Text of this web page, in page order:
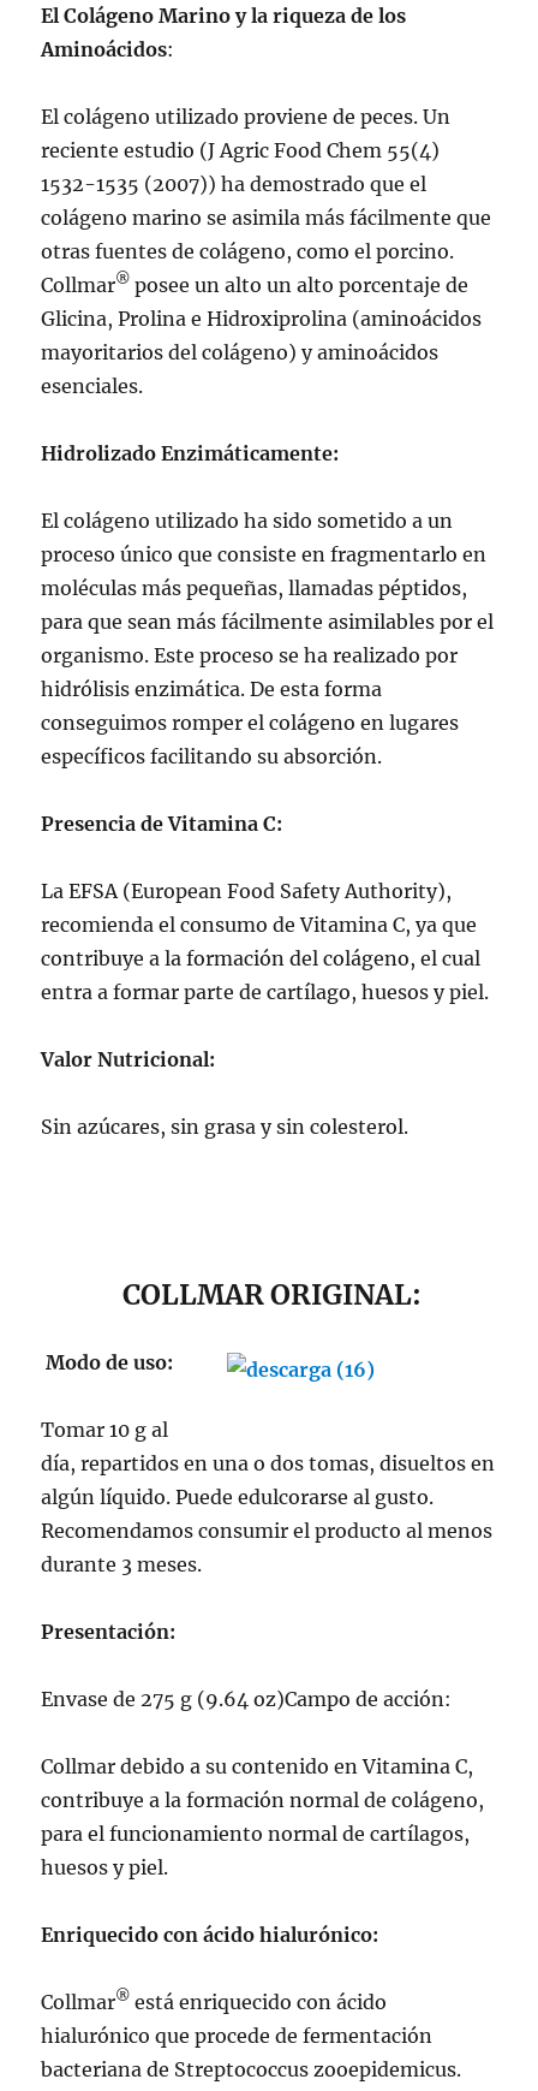
El Colágeno Marino y la riqueza de los
Aminoácidos:
El colágeno utilizado proviene de peces. Un
reciente estudio (J Agric Food Chem 55(4)
1532-1535 (2007)) ha demostrado que el
colágeno marino se asimila más fácilmente que
otras fuentes de colágeno, como el porcino.
Collmar® posee un alto un alto porcentaje de
Glicina, Prolina e Hidroxiprolina (aminoácidos
mayoritarios del colágeno) y aminoácidos
esenciales.
Hidrolizado Enzimáticamente:
El colágeno utilizado ha sido sometido a un
proceso único que consiste en fragmentarlo en
moléculas más pequeñas, llamadas péptidos,
para que sean más fácilmente asimilables por el
organismo. Este proceso se ha realizado por
hidrólisis enzimática. De esta forma
conseguimos romper el colágeno en lugares
específicos facilitando su absorción.
Presencia de Vitamina C:
La EFSA (European Food Safety Authority),
recomienda el consumo de Vitamina C, ya que
contribuye a la formación del colágeno, el cual
entra a formar parte de cartílago, huesos y piel.
Valor Nutricional:
Sin azúcares, sin grasa y sin colesterol.
COLLMAR ORIGINAL:
Modo de uso:
Tomar 10 g al
día, repartidos en una o dos tomas, disueltos en
algún líquido. Puede edulcorarse al gusto.
Recomendamos consumir el producto al menos
durante 3 meses.
Presentación:
Envase de 275 g (9.64 oz)Campo de acción:
Collmar debido a su contenido en Vitamina C,
contribuye a la formación normal de colágeno,
para el funcionamiento normal de cartílagos,
huesos y piel.
Enriquecido con ácido hialurónico:
Collmar® está enriquecido con ácido
hialurónico que procede de fermentación
bacteriana de Streptococcus zooepidemicus.